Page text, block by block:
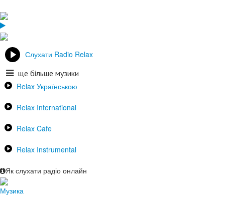
Слухати Radio Relax
ще більше музики
Relax Українською
Relax International
Relax Cafe
Relax Instrumental
Як слухати радіо онлайн
Музика